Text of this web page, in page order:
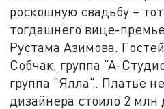
роскошную свадьбу –
тогдашнего вице-
Рустама Азимова.
Собчак, группа "А-
группа "Ялла". Платье
дизайнера стоило 2